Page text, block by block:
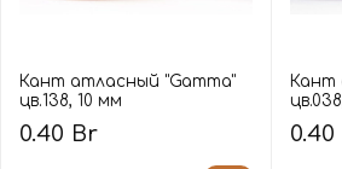
Кант атласный "Gamma"
цв.138, 10 мм
0.40 Br
Кант